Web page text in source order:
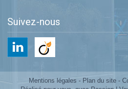
Suivez-nous
Mentions légales - Plan du site-